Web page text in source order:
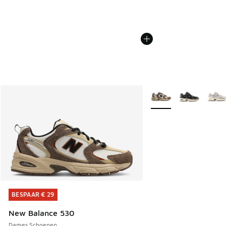
BESPAAR € 29
New Balance 530
BESPAAR € 29
Meer kleuren